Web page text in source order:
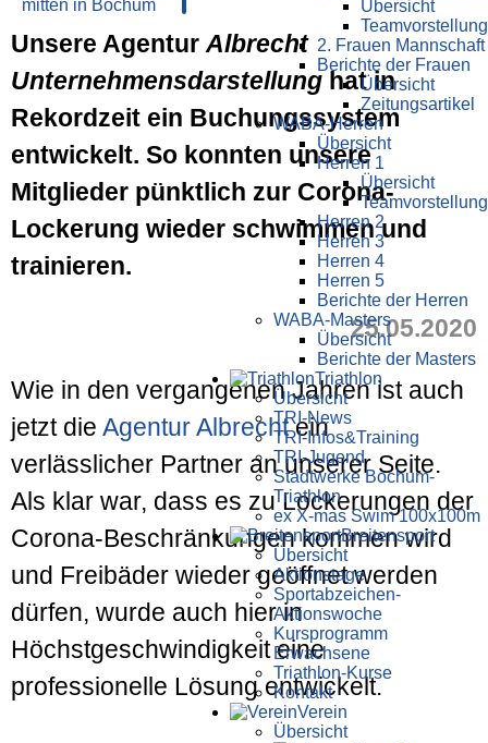
Übersicht
Teamvorstellung
2. Frauen Mannschaft
Berichte der Frauen
Übersicht
Zeitungsartikel
WABA-Herren
Übersicht
Herren 1
Übersicht
Teamvorstellung
Herren 2
Herren 3
Herren 4
Herren 5
Berichte der Herren
WABA-Masters
Übersicht
Berichte der Masters
Triathlon
Übersicht
TRI-News
TRI-Infos&Training
TRI-Jugend
Stadtwerke Bochum-
Triathlon
ex X-mas Swim 100x100m
Breiten­sport
Übersicht
Aktionstage
Sportabzeichen-
Aktionswoche
Kursprogramm
Erwachsene
Triathlon-Kurse
Kontakt
Verein
Übersicht
Unsere Agentur Albrecht
Unternehmensdarstellunghat in
Rekordzeit ein Buchungssystem
entwickelt. So konnten unsere
Mitglieder pünktlich zur Corona-
Lockerung wieder schwimmen und
trainieren.
25.05.2020
Wie in den vergangenen Jahren ist auch
jetzt die Agentur Albrechtein
verlässlicher Partner an unserer Seite.
Als klar war, dass es zu Lockerungen der
Corona-Beschränkungen kommen wird
und Freibäder wieder geöffnet werden
dürfen, wurde auch hier in
Höchstgeschwindigkeit eine
professionelle Lösung entwickelt.